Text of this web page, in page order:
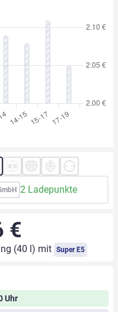
2 Ladepunkte
€
(40 l) mit Super E5
Uhr